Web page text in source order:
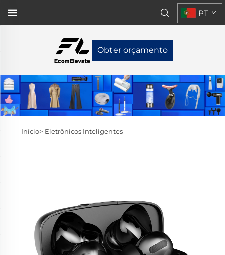
Obter orçamento
PT
Início> Eletrônicos Inteligentes